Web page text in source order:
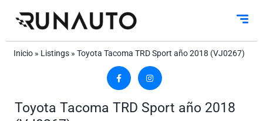
Inicio» Listings» Toyota Tacoma TRD Sport año 2018 (VJ0267)
Toyota Tacoma TRD Sport año 2018